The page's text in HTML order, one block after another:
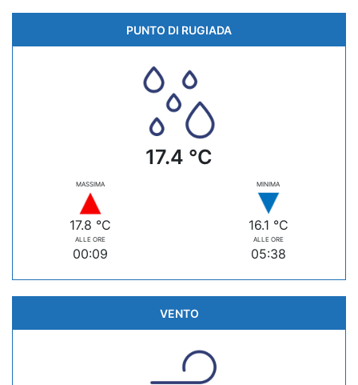
PUNTO DI RUGIADA
17.4 °C
MASSIMA
17.8 °C
ALLE ORE
00:09
MINIMA
16.1 °C
ALLE ORE
05:38
VENTO